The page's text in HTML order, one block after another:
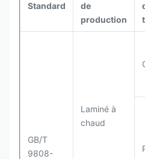
Standard
de
production
GB/T
9808-
Laminé à
chaud